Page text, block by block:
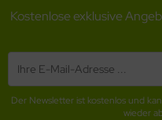
Kostenlose exklusive
Der Newsletter ist kostenlos und
wieder